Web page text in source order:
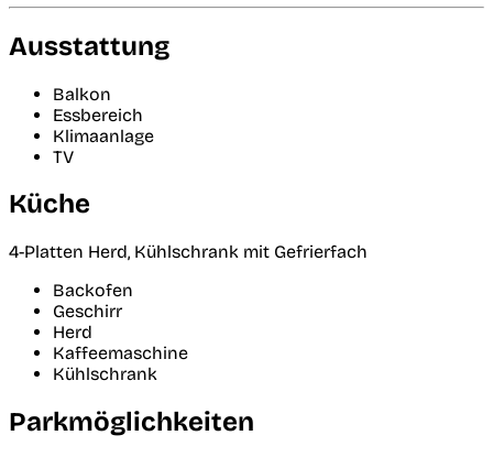
Ausstattung
Balkon
Essbereich
Klimaanlage
TV
Küche
4-Platten Herd, Kühlschrank mit Gefrierfach
Backofen
Geschirr
Herd
Kaffeemaschine
Kühlschrank
Parkmöglichkeiten